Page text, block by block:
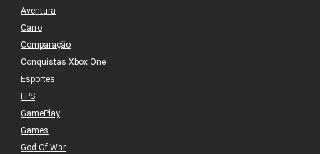
Aventura
Carro
Comparação
Conquistas Xbox One
Esportes
FPS
GamePlay
Games
God Of War